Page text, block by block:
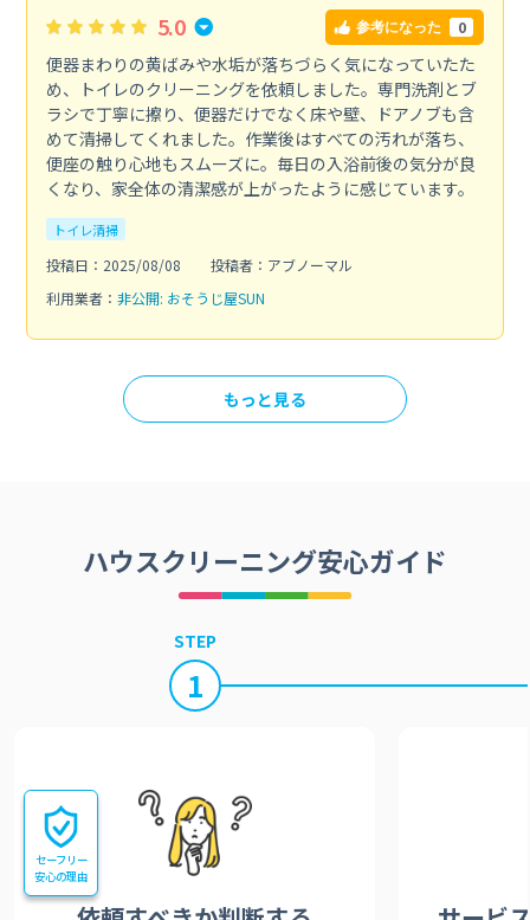
5.0 参考になった 0
便器まわりの黄ばみや水垢が落ちづらく気になっていたた
め、トイレのクリーニングを依頼しました。専門洗剤とブ
ラシで丁寧に擦り、便器だけでなく床や壁、ドアノブも含
めて清掃してくれました。作業後はすべての汚れが落ち、
便座の触り心地もスムーズに。毎日の入浴前後の気分が良
くなり、家全体の清潔感が上がったように感じています。
トイレ清掃
投稿日：2025/08/08
投稿者：アブノーマル
利用業者： 非公開: おそうじ屋SUN
もっと見る
ハウスクリーニング安心ガイド
STEP
1
セーフリー
安心の理由